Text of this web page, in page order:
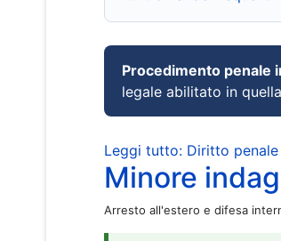
Procedimento penale
legale abilitato in
Leggi tutto: Diritto
Minore
Arresto all'estero e difesa